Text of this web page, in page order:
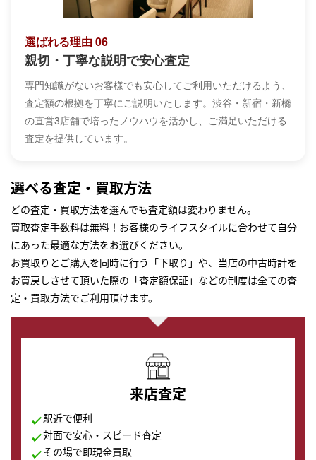
選ばれる理由 06
親切・丁寧な説明で安心査定
専門知識がないお客様でも安心してご利用いただけるよう、
査定額の根拠を丁寧にご説明いたします。渋谷・新宿・新橋
の直営3店舗で培ったノウハウを活かし、ご満足いただける
査定を提供しています。
選べる査定・買取方法
どの査定・買取方法を選んでも査定額は変わりません。
買取査定手数料は無料！お客様のライフスタイルに合わせて自分
にあった最適な方法をお選びください。
お買取りとご購入を同時に行う「下取り」や、当店の中古時計を
お買戻しさせて頂いた際の「査定額保証」などの制度は全ての査
定・買取方法でご利用頂けます。
来店査定
駅近で便利
対面で安心・スピード査定
その場で即現金買取